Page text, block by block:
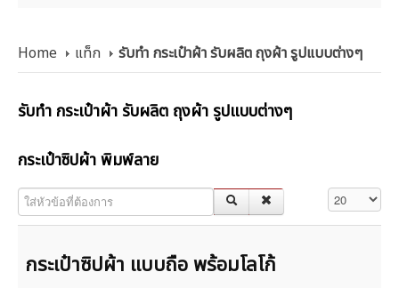
Home แท็ก รับทำ กระเป๋าผ้า รับผลิต ถุงผ้า รูปแบบต่างๆ
รับทำ กระเป๋าผ้า รับผลิต ถุงผ้า รูปแบบต่างๆ
กระเป๋าซิปผ้า พิมพ์ลาย
ใส่หัวข้อที่ต้องการ แสดง #
กระเป๋าซิปผ้า แบบถือ พร้อมโลโก้